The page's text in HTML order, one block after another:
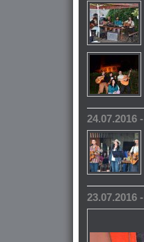
24.07.2016
23.07.2016